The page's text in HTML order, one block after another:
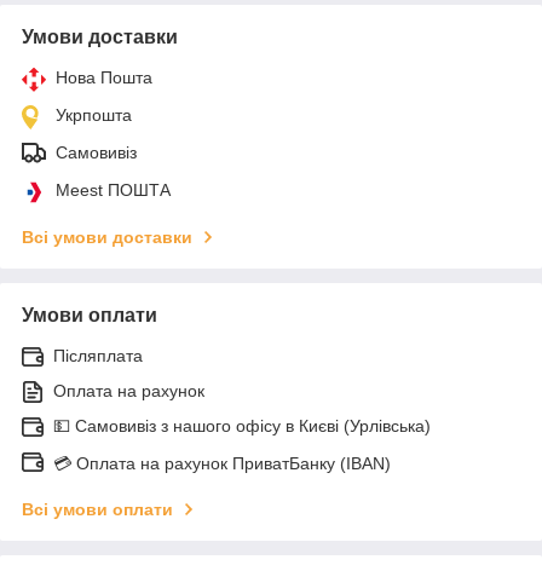
Умови доставки
Нова Пошта
Укрпошта
Самовивіз
Meest ПОШТА
Всі умови доставки
Умови оплати
Післяплата
Оплата на рахунок
💵 Самовивіз з нашого офісу в Києві (Урлівська)
💳 Оплата на рахунок ПриватБанку (IBAN)
Всі умови оплати